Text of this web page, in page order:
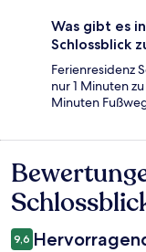
Was gibt es
Schlossblick
Ferienresidenz
nur 1 Minuten
Minuten
9,6